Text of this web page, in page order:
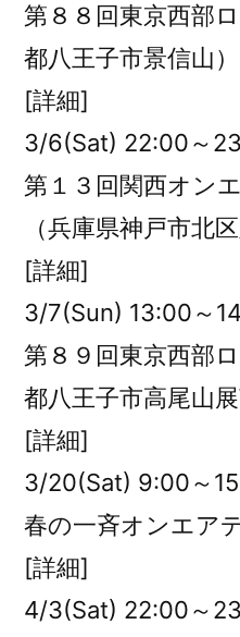
第８８回東京西部
都八王子市景信山）
[詳細]
3/6(Sat) 22:00～
第１３回関西オン
（兵庫県神戸市北
[詳細]
3/7(Sun) 13:00～
第８９回東京西部
都八王子市高尾山展
[詳細]
3/20(Sat) 9:00～
春の一斉オンエア
[詳細]
4/3(Sat) 22:00～